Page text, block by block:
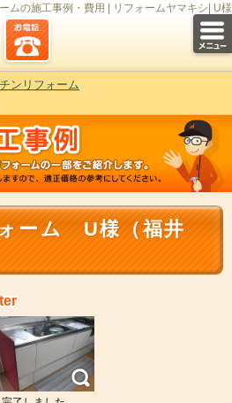
の施工事例・費用 | リフォームヤマキシ| U様
ンリフォーム
ーム U様（福井